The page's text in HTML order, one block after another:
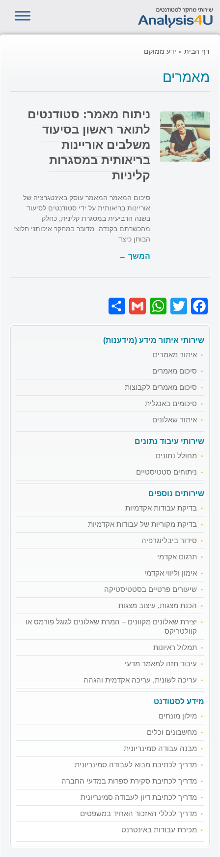
Facebook
Twitter
WhatsApp
Gmail
שירותי איתור מידע (מידענות)
איתור מאמרים
סיכום מאמרים
סיכום מאמרים לקבוצות
סיכומים באנגלית
איתור שאלונים
שירותי עיבוד נתונים
מחולל נתונים
ניתוחים סטטיסטיים
שירותים נוספים
בדיקת עבודות אקדמיות
בדיקת מקוריות של עבודות אקדמיות
סידור ביבליוגרפיה
תרגום אקדמי
אימון וליווי אקדמי
שיעורים פרטיים בסטטיסטיקה
הכנת מצגות, עיצוב מצגות
יצירת שאלונים מקוונים – המרת שאלונים לגוגל פורמס או
קוולטריקס
תמלול ראיונות
עיבוד תזה למאמר מדעי
עריכה לשונית, עריכה אקדמית והגהה
מידע לסטודנט
מילון מונחים
מחשבונים וכלים
מבנה עבודה סמינריונית
מדריך לכתיבת מבוא לעבודה סמינריונית
מדריך לכתיבת סקירת ספרות במדעי החברה
מדריך לכתיבת דיון לעבודה סמינריונית
מדריך לכללי האזכור האחיד במשפטים
מכירת עבודות באינטרנט
דף הבית » ידע ממוקם
מאמרים
ניתוח מאמר: סטודנטים
לתואר ראשון בסיעוד
משלבים אוריינות
בריאותית במסגרות
קליניות
סיכום המאמר המאמר עוסק באינטגרציה של
אוריינות בריאותית על ידי סטודנטים לסיעוד
בשנה הרביעית במסגרת קלינית, כחלק
מהכשרתם בקנדה. מדובר במחקר איכותני חלוצי
הבוחן כיצד
המשך ←